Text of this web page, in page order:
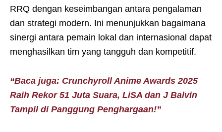
RRQ dengan keseimbangan antara pengalaman
dan strategi modern. Ini menunjukkan bagaimana
sinergi antara pemain lokal dan internasional dapat
menghasilkan tim yang tangguh dan kompetitif.
“Baca juga: Crunchyroll Anime Awards 2025
Raih Rekor 51 Juta Suara, LiSA dan J Balvin
Tampil di Panggung Penghargaan!”